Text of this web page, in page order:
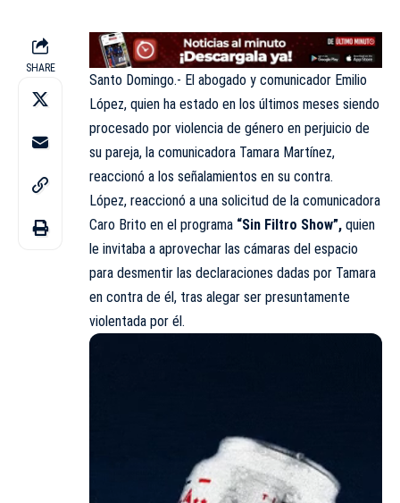
SHARE
Santo Domingo.- El abogado y comunicador Emilio
López, quien ha estado en los últimos meses siendo
procesado por violencia de género en perjuicio de
su pareja, la comunicadora Tamara Martínez,
reaccionó a los señalamientos en su contra.
López, reaccionó a una solicitud de la comunicadora
Caro Brito en el programa “Sin Filtro Show”, quien
le invitaba a aprovechar las cámaras del espacio
para desmentir las declaraciones dadas por Tamara
en contra de él, tras alegar ser presuntamente
violentada por él.